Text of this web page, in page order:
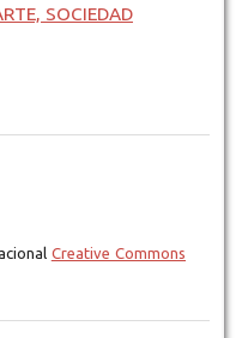
SOCIEDAD
Creative Commons